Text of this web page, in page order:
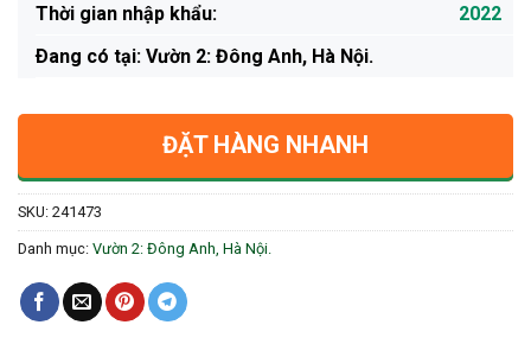
Thời gian nhập khẩu:
2022
Ðang có tại: Vườn 2: Đông Anh, Hà Nội.
ĐẶT HÀNG NHANH
SKU: 241473
Danh mục: Vườn 2: Đông Anh, Hà Nội.